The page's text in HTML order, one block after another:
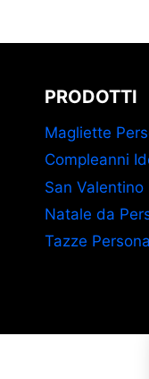
PRODOTTI
Magliette
Compleanni
San Valentino
Natale da
Tazze